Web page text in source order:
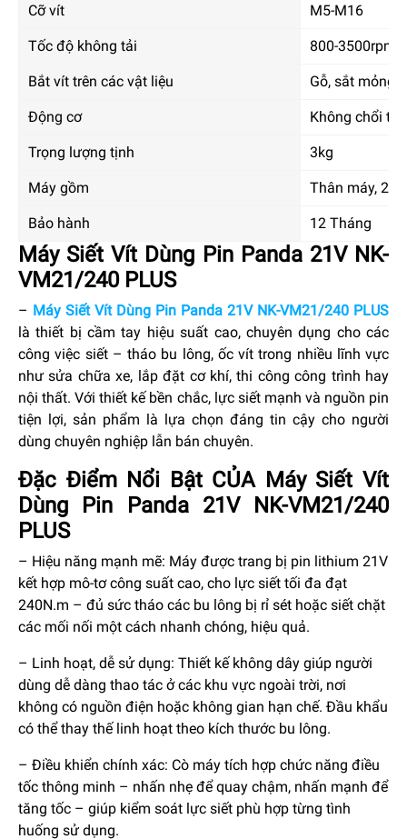
Cỡ vít M5-M16
Tốc độ không tải 800-3500rpm
Bắt vít trên các vật liệu Gỗ, sắt mỏng,
Động cơ Không chổi
Trọng lượng tịnh 3kg
Máy gồm Thân máy, 2
Bảo hành 12 Tháng
Máy Siết Vít Dùng Pin Panda 21V NK-
VM21/240 PLUS
– Máy Siết Vít Dùng Pin Panda 21V NK-VM21/240 PLUS
là thiết bị cầm tay hiệu suất cao, chuyên dụng cho các
công việc siết – tháo bu lông, ốc vít trong nhiều lĩnh vực
như sửa chữa xe, lắp đặt cơ khí, thi công công trình hay
nội thất. Với thiết kế bền chắc, lực siết mạnh và nguồn pin
tiện lợi, sản phẩm là lựa chọn đáng tin cậy cho người
dùng chuyên nghiệp lẫn bán chuyên.
Đặc Điểm Nổi Bật CỦA Máy Siết Vít
Dùng Pin Panda 21V NK-VM21/240
PLUS
– Hiệu năng mạnh mẽ: Máy được trang bị pin lithium 21V
kết hợp mô-tơ công suất cao, cho lực siết tối đa đạt
240N.m – đủ sức tháo các bu lông bị rỉ sét hoặc siết chặt
các mối nối một cách nhanh chóng, hiệu quả.
– Linh hoạt, dễ sử dụng: Thiết kế không dây giúp người
dùng dễ dàng thao tác ở các khu vực ngoài trời, nơi
không có nguồn điện hoặc không gian hạn chế. Đầu khẩu
có thể thay thế linh hoạt theo kích thước bu lông.
– Điều khiển chính xác: Cò máy tích hợp chức năng điều
tốc thông minh – nhấn nhẹ để quay chậm, nhấn mạnh để
tăng tốc – giúp kiểm soát lực siết phù hợp từng tình
huống sử dụng.